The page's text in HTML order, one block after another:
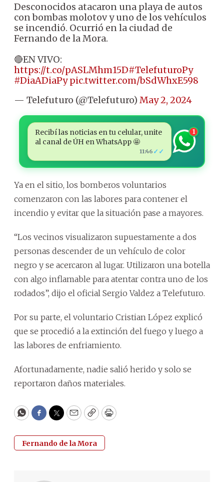
Desconocidos atacaron una playa de autos
con bombas molotov y uno de los vehículos
se incendió. Ocurrió en la ciudad de
Fernando de la Mora.
🔴EN VIVO:
https://t.co/pASLMhm15D#TelefuturoPy
#DiaADiaPy pic.twitter.com/bSdWhxE598
— Telefuturo (@Telefuturo) May 2, 2024
Recibí las noticias en tu celular, unite
al canal de ÚH en WhatsApp 🤩
11:46 ✓✓
1
Ya en el sitio, los bomberos voluntarios
comenzaron con las labores para contener el
incendio y evitar que la situación pase a mayores.
“Los vecinos visualizaron supuestamente a dos
personas descender de un vehículo de color
negro y se acercaron al lugar. Utilizaron una botella
con algo inflamable para atentar contra uno de los
rodados”, dijo el oficial Sergio Valdez a Telefuturo.
Por su parte, el voluntario Cristian López explicó
que se procedió a la extinción del fuego y luego a
las labores de enfriamiento.
Afortunadamente, nadie salió herido y solo se
reportaron daños materiales.
WhatsApp
Facebook
Twitter
EmailCopyPrint
Fernando de la Mora